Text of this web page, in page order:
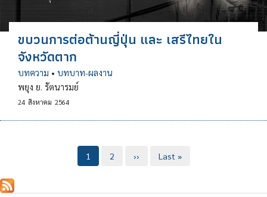
ขบวนการต่อต้านญี่ปุ่น และ เสรีไทยใน
จังหวัดตาก
บทความ • บทบาท-ผลงาน
พยุง ย. รัตนารมย์
24 สิงหาคม 2564
Current
1 Page
2
Next
››
Last
Last »